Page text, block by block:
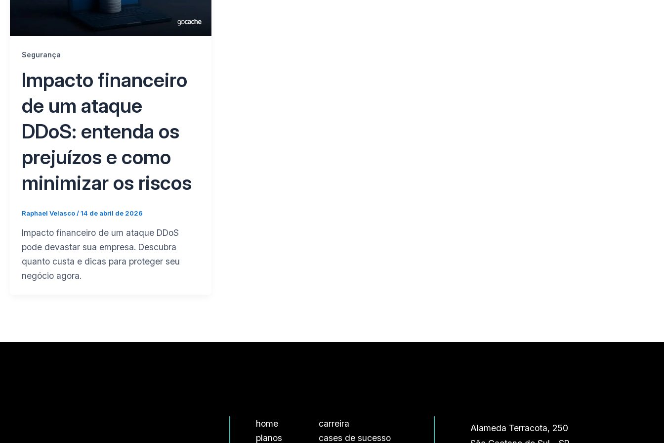
Segurança
Impacto financeiro
de um ataque
DDoS: entenda os
prejuízos e como
minimizar os riscos
Raphael Velasco/14 de abril de 2026
Impacto financeiro de um ataque DDoS
pode devastar sua empresa. Descubra
quanto custa e dicas para proteger seu
negócio agora.
home
planos
carreira
cases de sucesso
Alameda Terracota, 250